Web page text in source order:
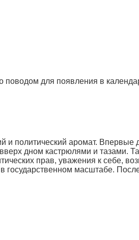
для появления в
и политический аромат. Впервые
дном кастрюлями и тазами.
прав, уважения к себе,
государственном масштабе.